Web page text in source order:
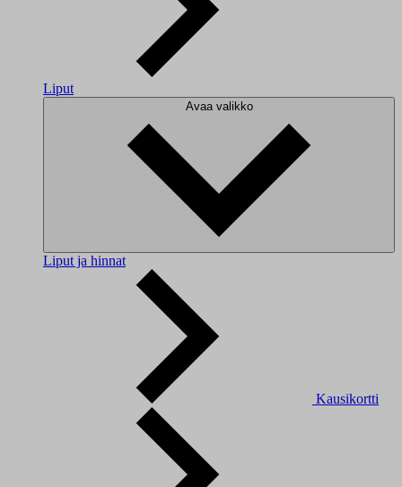
Liput
Avaa valikko
Liput ja hinnat
Kausikortti